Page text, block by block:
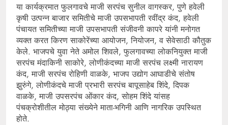
या कार्यक्रमात फुलगावचे माजी सरपंच सुनील वागस्कर, पुणे हवेली
कृषी उत्पन्न बाजार समितीचे माजी उपसभापती रवींद्र कंद, हवेली
पंचायत समितीच्या माजी उपसभापती संजीवनी कापरे यांनी मनोगत
व्यक्त करत किरण साकोरेंच्या आयोजन, नियोजन, व सेवेसाठी कौतुक
केले. भाजपचे युवा नेते अमोल शिवले, फुलगावच्या लोकनियुक्त माजी
सरपंच मंदाकिनी साकोरे, लोणीकंदच्या माजी सरपंच लक्ष्मी नारायण
कंद, माजी सरपंच रोहिणी वाळके, भाजप उद्योग आघाडीचे संतोष
झुरुंगे, लोणीकंदचे माजी प्रभारी सरपंच बापूसाहेब शिंदे, दिपक
वाळके, माजी उपसरपंच ओंकार कंद, सोहम शिंदे यांसह
पंचक्रोशीतील मोठ्या संख्येने माता-भगिनी आणि नागरिक उपस्थित
होते.